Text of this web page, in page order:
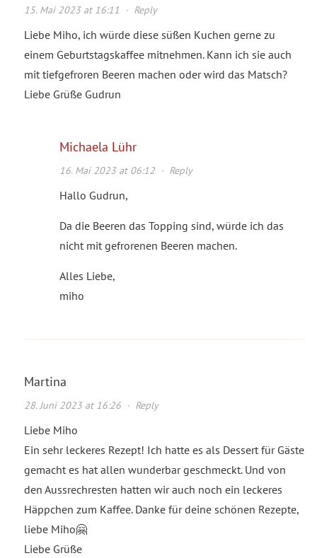
15. Mai 2023 at 16:11 · Reply
Liebe Miho, ich würde diese süßen Kuchen gerne zu
einem Geburtstagskaffee mitnehmen. Kann ich sie auch
mit tiefgefroren Beeren machen oder wird das Matsch?
Liebe Grüße Gudrun
Michaela Lühr
16. Mai 2023 at 06:12· Reply
Hallo Gudrun,
Da die Beeren das Topping sind, würde ich das
nicht mit gefrorenen Beeren machen.
Alles Liebe,
miho
Martina
28. Juni 2023 at 16:26· Reply
Liebe Miho
Ein sehr leckeres Rezept! Ich hatte es als Dessert für Gäste
gemacht es hat allen wunderbar geschmeckt. Und von
den Aussrechresten hatten wir auch noch ein leckeres
Häppchen zum Kaffee. Danke für deine schönen Rezepte,
liebe Miho🤗
Liebe Grüße